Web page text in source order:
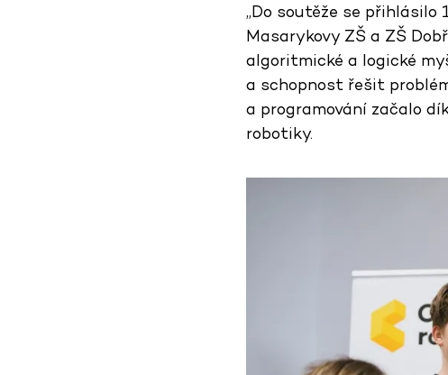
„Do soutěže se přihlásilo
Masarykovy ZŠ a ZŠ
algoritmické a logické
a schopnost řešit
a programování začalo
robotiky.